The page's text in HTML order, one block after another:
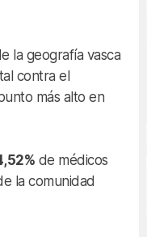
la geografía vasca
contra el
más alto en
de médicos
la comunidad